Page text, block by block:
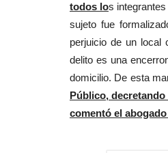
todos los
sujeto fue
perjuicio de un local
delito es una
domicilio. De esta
Público,
comentó el
Lo anterior,
calumnias